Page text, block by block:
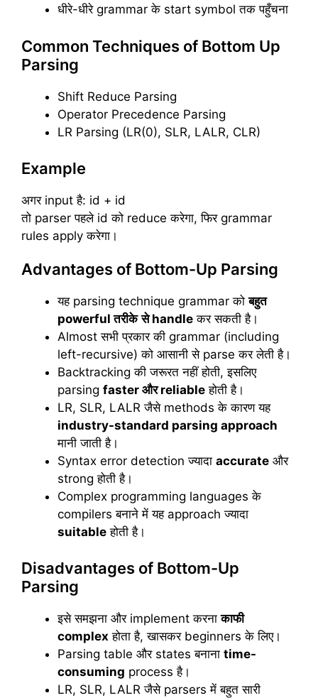
धीरे-धीरे grammar के start symbol तक पहुँचना
Common Techniques of Bottom Up
Parsing
Shift Reduce Parsing
Operator Precedence Parsing
LR Parsing (LR(0), SLR, LALR, CLR)
Example
अगर input है: id + id
तो parser पहले id को reduce करेगा, फिर grammar
rules apply करेगा।
Advantages of Bottom-Up Parsing
यह parsing technique grammar कोबहुत
powerfulतरीके सेhandle कर सकती है।
Almost सभी प्रकार की grammar (including
left-recursive) को आसानी से parse कर लेती है।
Backtracking की जरूरत नहीं होती, इसलिए
parsing faster औरreliable होती है।
LR, SLR, LALR जैसे methods के कारण यह
industry-standard parsing approach
मानी जाती है।
Syntax error detection ज्यादा accurate और
strong होती है।
Complex programming languages के
compilers बनाने में यह approach ज्यादा
suitable होती है।
Disadvantages of Bottom-Up
Parsing
इसे समझना और implement करनाकाफी
complex होता है, खासकर beginners के लिए।
Parsing table और states बनाना time-
consuming process है।
LR, SLR, LALR जैसे parsers में बहुत सारी